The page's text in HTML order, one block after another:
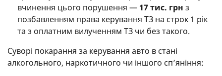
вчинення цього порушення — 17 тис. грн з
позбавленням права керування ТЗ на строк 1 рік
та з оплатним вилученням ТЗ чи без такого.
Суворі покарання за керування авто в стані
алкогольного, наркотичного чи іншого сп’яніння: